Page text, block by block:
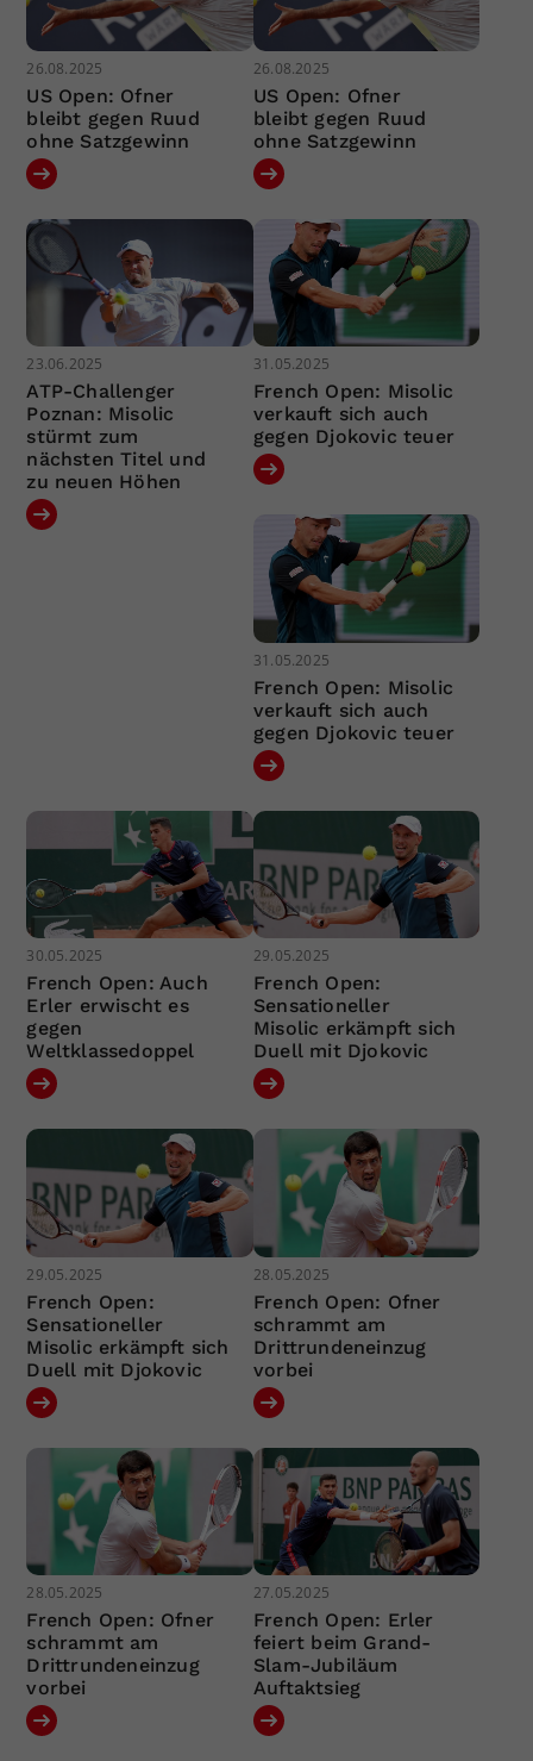
26.08.2025
US Open: Ofner
bleibt gegen Ruud
ohne Satzgewinn
26.08.2025
US Open: Ofner
bleibt gegen Ruud
ohne Satzgewinn
23.06.2025
ATP-Challenger
Poznan: Misolic
stürmt zum
nächsten Titel und
zu neuen Höhen
31.05.2025
French Open: Misolic
verkauft sich auch
gegen Djokovic teuer
31.05.2025
French Open: Misolic
verkauft sich auch
gegen Djokovic teuer
30.05.2025
French Open: Auch
Erler erwischt es
gegen
Weltklassedoppel
29.05.2025
French Open:
Sensationeller
Misolic erkämpft sich
Duell mit Djokovic
29.05.2025
French Open:
Sensationeller
Misolic erkämpft sich
Duell mit Djokovic
28.05.2025
French Open: Ofner
schrammt am
Drittrundeneinzug
vorbei
28.05.2025
French Open: Ofner
schrammt am
Drittrundeneinzug
vorbei
27.05.2025
French Open: Erler
feiert beim Grand-
Slam-Jubiläum
Auftaktsieg